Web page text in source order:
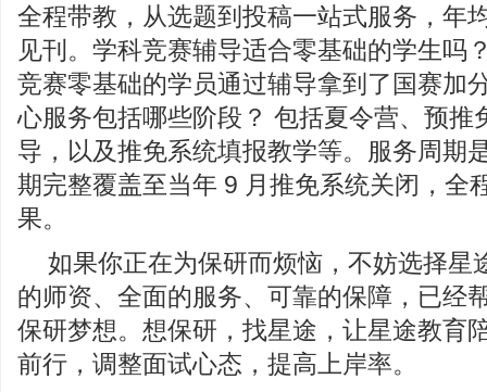
全程带教，从选题到投稿一站式服务，年
见刊。学科竞赛辅导适合零基础的学生吗
竞赛零基础的学员通过辅导拿到了国赛加
心服务包括哪些阶段？ 包括夏令营、预推
导，以及推免系统填报教学等。服务周期
期完整覆盖至当年 9 月推免系统关闭，全
果。
如果你正在为保研而烦恼，不妨选择星
的师资、全面的服务、可靠的保障，已经
保研梦想。想保研，找星途，让星途教育
前行，调整面试心态，提高上岸率。